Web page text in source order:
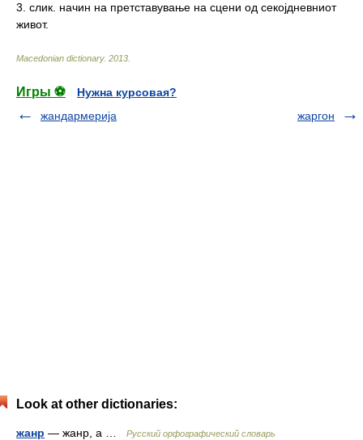
3. слик. начин на претставување на сцени од секојдневниот
живот.
Macedonian dictionary. 2013
Игры ⚽
Нужна курсовая?
жандармерија
жаргон
Look at other dictionaries:
жанр — жанр, а … Русский орфографический словарь